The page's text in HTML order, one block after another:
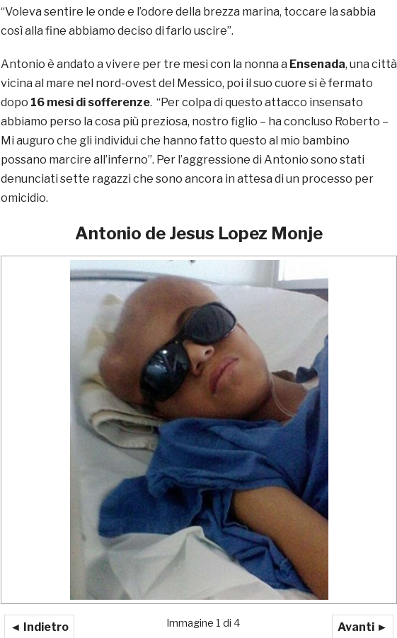
“Voleva sentire le onde e l’odore della brezza marina, toccare la sabbia
così alla fine abbiamo deciso di farlo uscire”.
Antonio è andato a vivere per tre mesi con la nonna a Ensenada, una città
vicina al mare nel nord-ovest del Messico, poi il suo cuore si è fermato
dopo 16 mesi di sofferenze. “Per colpa di questo attacco insensato
abbiamo perso la cosa più preziosa, nostro figlio – ha concluso Roberto –
Mi auguro che gli individui che hanno fatto questo al mio bambino
possano marcire all’inferno”. Per l’aggressione di Antonio sono stati
denunciati sette ragazzi che sono ancora in attesa di un processo per
omicidio.
Antonio de Jesus Lopez Monje
◄ Indietro Avanti ►
Immagine 1 di 4